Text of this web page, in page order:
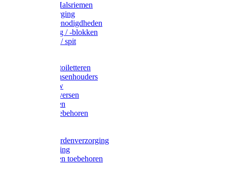
Halsters / Halsriemen
Hoefverzorging
Lammer benodigdheden
Ramdektuig / -blokken
Vastzetpen / spit
Poetsen & toiletteren
Zadel-/Trensenhouders
Halstertouw
Halsters diversen
Hoofdstellen
Zadel & toebehoren
Rapide paardenverzorging
Ruiter kleding
Hoofdstellen toebehoren